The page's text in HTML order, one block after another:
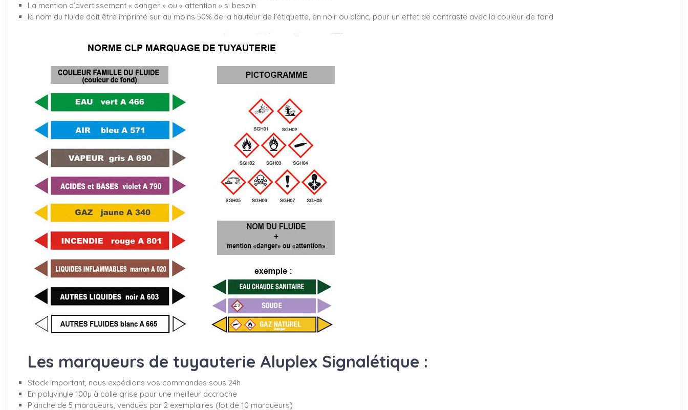
La mention d’avertissement « danger » ou « attention » si besoin
le nom du fluide doit être imprimé sur au moins 50% de la hauteur de l'étiquette, en noir ou blanc, pour un effet de contraste avec la couleur de fond
Les marqueurs de tuyauterie Aluplex Signalétique :
Stock important, nous expédions vos commandes sous 24h
En polyvinyle 100µ à colle grise pour une meilleur accroche
Planche de 5 marqueurs, vendues par 2 exemplaires (lot de 10 marqueurs)